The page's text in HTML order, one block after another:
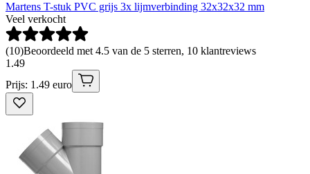
Martens T-stuk PVC grijs 3x lijmverbinding 32x32x32 mm
Veel verkocht
(10)Beoordeeld met 4.5 van de 5 sterren, 10 klantreviews
1.49
Prijs: 1.49 euro